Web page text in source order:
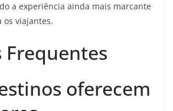
a experiência ainda mais marcante
os viajantes.
Frequentes
oferecem